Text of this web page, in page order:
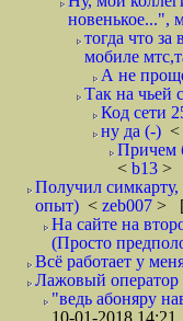
новенькое...",
тогда что
мобиле
А не
Так на чьей
Код сети
ну да (-) <
Причем
< b13 >
Получил симкарту,
опыт) < zeb007 >
На сайте на
(Просто
Всё работает у
Лажовый оператор
"ведь абоняру
10-01-2018 14:21